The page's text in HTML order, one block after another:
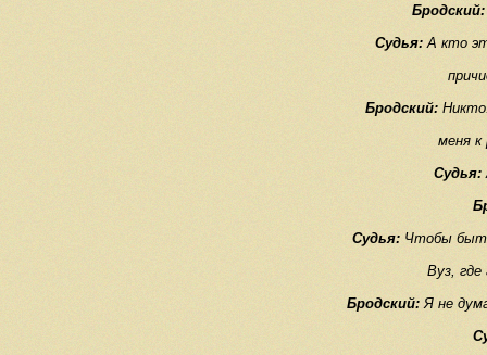
Бродский:
Судья:А кто
Бродский:
меня к
Судья:
Судья: Чтобы
Вуз,
Бродский:Я не